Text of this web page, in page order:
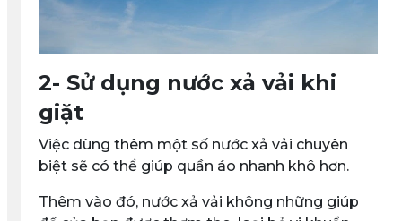
2- Sử dụng nước xả vải khi
giặt
Việc dùng thêm một số nước xả vải chuyên
biệt sẽ có thể giúp quần áo nhanh khô hơn.
Thêm vào đó, nước xả vải không những giúp